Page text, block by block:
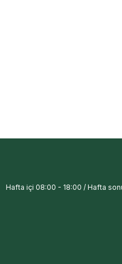
Hafta içi 08:00 - 18:00 / Hafta